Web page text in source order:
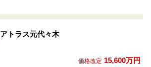
アトラス元代々木
価格改定 15,600万円